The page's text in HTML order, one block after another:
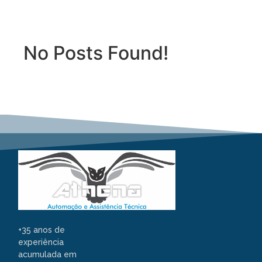
No Posts Found!
+35 anos de
experiência
acumulada em